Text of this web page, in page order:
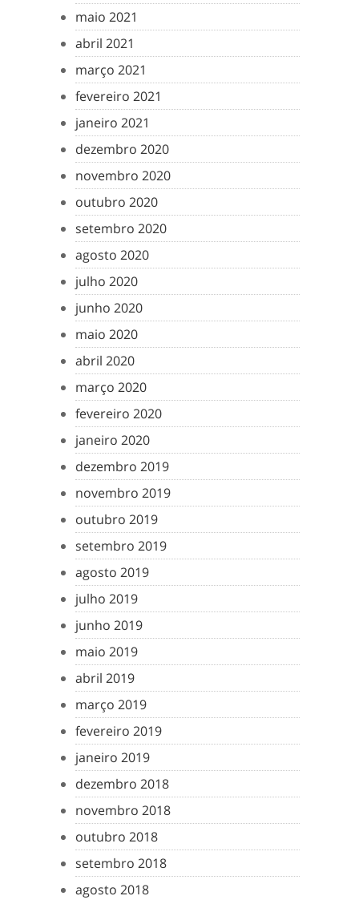
maio 2021
abril 2021
março 2021
fevereiro 2021
janeiro 2021
dezembro 2020
novembro 2020
outubro 2020
setembro 2020
agosto 2020
julho 2020
junho 2020
maio 2020
abril 2020
março 2020
fevereiro 2020
janeiro 2020
dezembro 2019
novembro 2019
outubro 2019
setembro 2019
agosto 2019
julho 2019
junho 2019
maio 2019
abril 2019
março 2019
fevereiro 2019
janeiro 2019
dezembro 2018
novembro 2018
outubro 2018
setembro 2018
agosto 2018